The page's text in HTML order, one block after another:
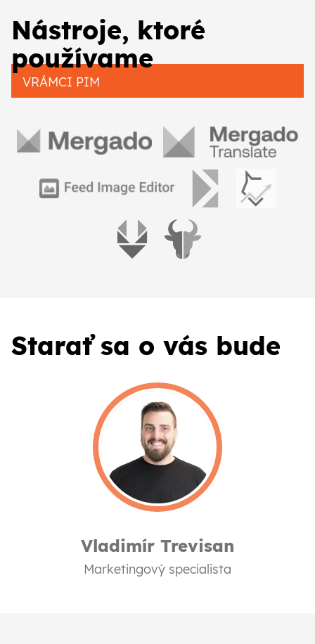
Nástroje, ktoré
používame
VRÁMCI PIM
Starať sa o vás bude
Vladimír Trevisan
Marketingový specialista